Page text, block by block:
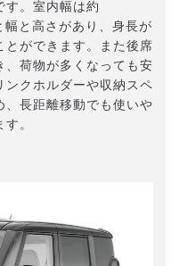
す。室内幅は約
と高さがあり、身長が
とができます。また後席
、荷物が多くなっても安
ンクホルダーや収納スペ
、長距離移動でも使いや
。